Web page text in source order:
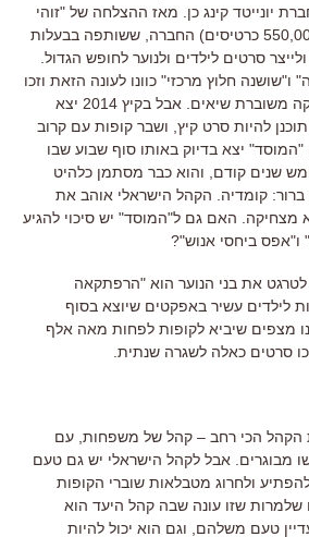
יונייטד קינג כן מאז ההצלחה של "זוהי
כרטיסים) החברה ששותפה בבעלות
סרטים לילדים ולנוער לחופש הגדול
" ו"שושנה חלוץ מרכזי" כוונו לעונה הזאת וזכו
משוברת שיאים
אבל בקיץ 2014 יצא
להיות סרט קיץ ושבר קופות עם קרוב
"המוסד" יצא בדיוק באותו סוף שבוע שבו
שנים קודם
והוא כבר מסתמן כלהיט
: קומדיה
הקהל הישראלי אוהב את
מצחיקה
האם גם ל"המוסד" יש סיכוי להגיע
" ו"אפס ביחסי אנוש"?
את בני הנוער הוא "הרפתקאה
לילדים עשיר באפקטים שיוצא בסוף
מצפים שיביא לקופות לפחות מאה אלף
סרטים כאלה לשגרה שנתית
הקהל הכי רחב – קהל של משפחות עם
מבוגרים
אבל לקהל הישראלי יש גם טעם
ולחרוג מטבלאות שוברי הקופות
שלמרות שזו עונה שבה קהל היעד הוא
טעם משלהם וגם הוא יכול להיות